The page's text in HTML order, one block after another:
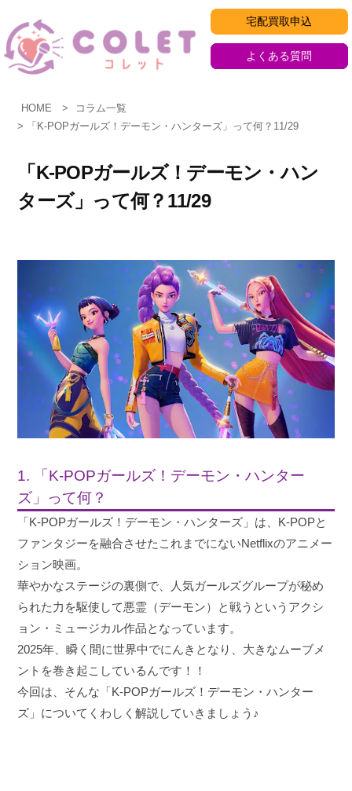
ン
テ
宅配買取申込
よくある質問
HOME
コラム一覧
「K-POPガールズ！デーモン・ハンターズ」って何？11/29
「K-POPガールズ！デーモン・ハン
ターズ」って何？11/29
1. 「K-POPガールズ！デーモン・ハンター
ズ」って何？
「K-POPガールズ！デーモン・ハンターズ」は、K-POPと
ファンタジーを融合させたこれまでにないNetflixのアニメー
ション映画。
華やかなステージの裏側で、人気ガールズグループが秘め
られた力を駆使して悪霊（デーモン）と戦うというアクシ
ョン・ミュージカル作品となっています。
2025年、瞬く間に世界中でにんきとなり、大きなムーブメ
ントを巻き起こしているんです！！
今回は、そんな「K-POPガールズ！デーモン・ハンター
ズ」についてくわしく解説していきましょう♪